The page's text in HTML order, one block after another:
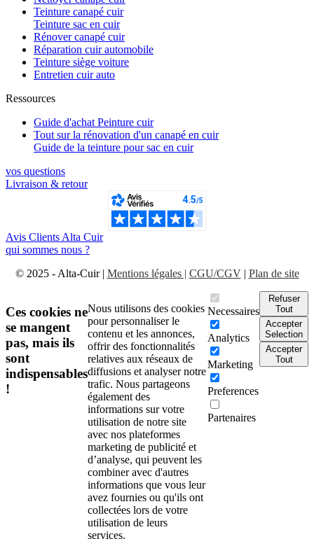
Teinture canapé cuir
Teinture sac en cuir
Rénover canapé cuir
Réparation cuir automobile
Teinture siège voiture
Entretien cuir auto
Ressources
Guide d'achat Peinture cuir
Tout sur la rénovation d'un canapé en cuir
Guide de la teinture pour sac en cuir
vos questions​
Livraison & retour
Avis Clients Alta Cuir
qui sommes nous ?
© 2025 - Alta-Cuir | Mentions légales | CGU/CGV| Plan de site
Ces cookies ne
se mangent
pas, mais ils
sont
indispensables
!
Nous utilisons des cookies
pour personnaliser le
contenu et les annonces,
offrir des fonctionnalités
relatives aux réseaux de
diffusions et analyser notre
trafic. Nous partageons
également des
informations sur votre
utilisation de notre site
avec nos plateformes
marketing de publicité et
d’analyse, qui peuvent les
combiner avec d'autres
informations que vous leur
avez fournies ou qu'ils ont
collectées lors de votre
utilisation de leurs
services.
Necessaires
Analytics
Marketing
Preferences
Partenaires
Refuser
Tout
Accepter
Selection
Accepter
Tout